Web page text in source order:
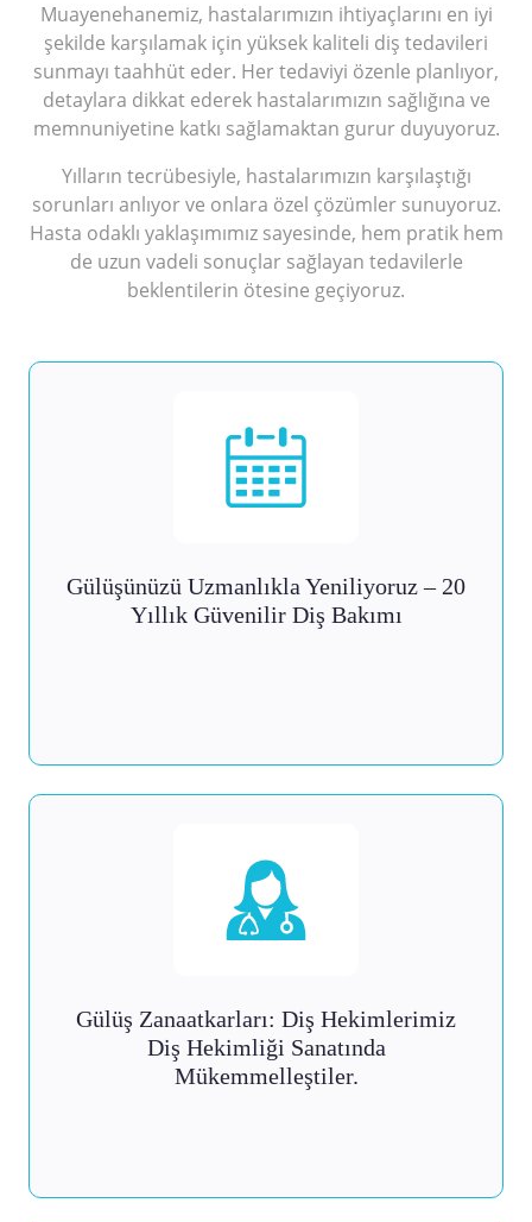
Muayenehanemiz, hastalarımızın ihtiyaçlarını en iyi
şekilde karşılamak için yüksek kaliteli diş tedavileri
sunmayı taahhüt eder. Her tedaviyi özenle planlıyor,
detaylara dikkat ederek hastalarımızın sağlığına ve
memnuniyetine katkı sağlamaktan gurur duyuyoruz.
Yılların tecrübesiyle, hastalarımızın karşılaştığı
sorunları anlıyor ve onlara özel çözümler sunuyoruz.
Hasta odaklı yaklaşımımız sayesinde, hem pratik hem
de uzun vadeli sonuçlar sağlayan tedavilerle
beklentilerin ötesine geçiyoruz.
Gülüşünüzü Uzmanlıkla Yeniliyoruz – 20
Yıllık Güvenilir Diş Bakımı
Gülüş Zanaatkarları: Diş Hekimlerimiz
Diş Hekimliği Sanatında
Mükemmelleştiler.